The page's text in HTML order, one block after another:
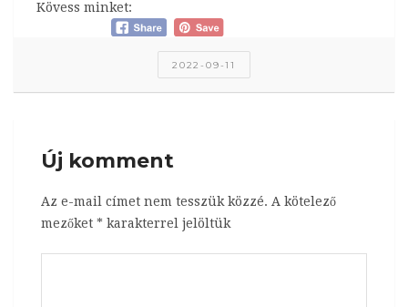
Kövess minket:
2022-09-11
Új komment
Az e-mail címet nem tesszük közzé. A kötelező
mezőket * karakterrel jelöltük